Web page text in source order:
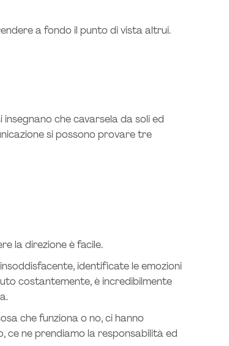
a fondo il punto di vista altrui.
che cavarsela da soli ed
si possono provare tre
la direzione è facile.
identificate le emozioni
costantemente, è incredibilmente
che funziona o no, ci hanno
ce ne prendiamo la responsabilità ed